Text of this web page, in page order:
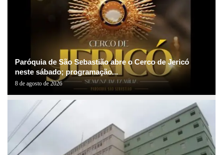
Paróquia de São Sebastião abre o Cerco de Jericó
neste sábado; programação...
8 de agosto de 2026